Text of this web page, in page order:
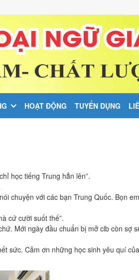
HOẠT ĐỘNG TUYỂN DỤNG
học tiếng Trung hẳn lên”.
chuyện với các bạn Trung Quốc. Bọn
cứ cười suốt thế”.
Mới ngày đầu chuẩn bị mở clb còn sợ
sức. Cảm ơn những học sinh yêu quí